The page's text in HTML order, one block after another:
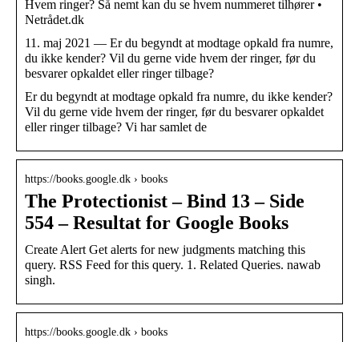
Hvem ringer? Så nemt kan du se hvem nummeret tilhører •
Netrådet.dk
11. maj 2021 — Er du begyndt at modtage opkald fra numre,
du ikke kender? Vil du gerne vide hvem der ringer, før du
besvarer opkaldet eller ringer tilbage?
Er du begyndt at modtage opkald fra numre, du ikke kender?
Vil du gerne vide hvem der ringer, før du besvarer opkaldet
eller ringer tilbage? Vi har samlet de
https://books.google.dk › books
The Protectionist – Bind 13 – Side
554 – Resultat for Google Books
Create Alert Get alerts for new judgments matching this
query. RSS Feed for this query. 1. Related Queries. nawab
singh.
https://books.google.dk › books